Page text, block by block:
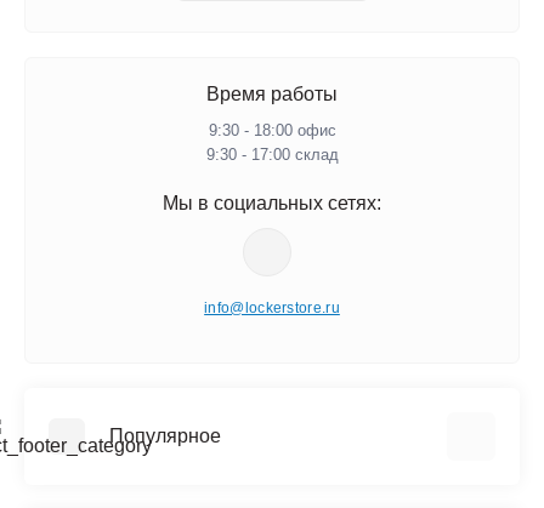
Время работы
9:30 - 18:00 офис
9:30 - 17:00 склад
Мы в социальных сетях:
info@lockerstore.ru
Популярное